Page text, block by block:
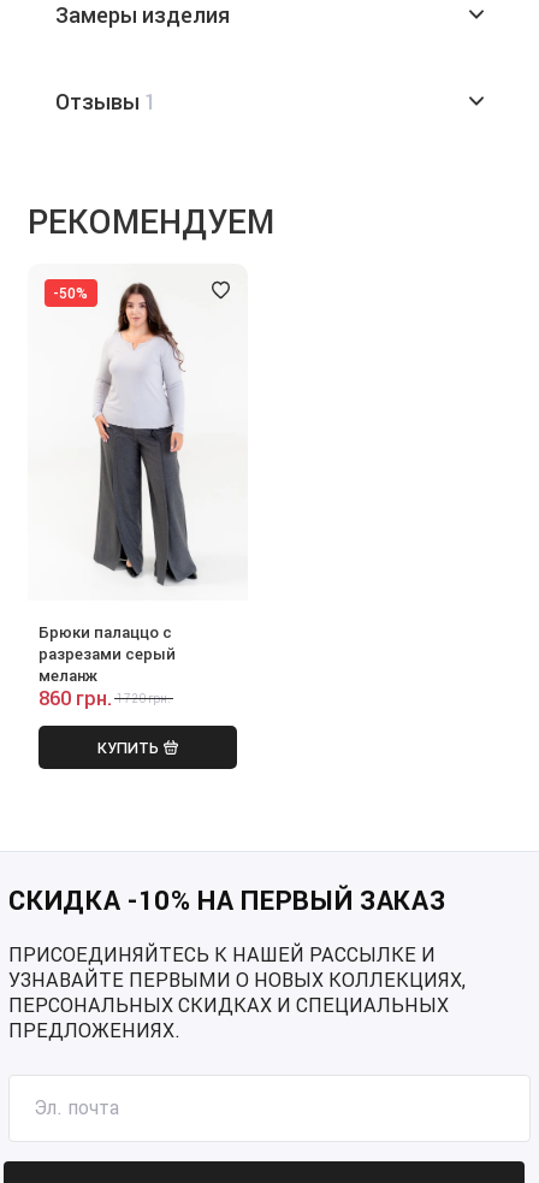
Замеры изделия
Отзывы 1
РЕКОМЕНДУЕМ
-50%
Брюки палаццо с
разрезами серый
меланж
860 грн. 1720 грн.
КУПИТЬ
СКИДКА -10% НА ПЕРВЫЙ ЗАКАЗ
ПРИСОЕДИНЯЙТЕСЬ К НАШЕЙ РАССЫЛКЕ И
УЗНАВАЙТЕ ПЕРВЫМИ О НОВЫХ КОЛЛЕКЦИЯХ,
ПЕРСОНАЛЬНЫХ СКИДКАХ И СПЕЦИАЛЬНЫХ
ПРЕДЛОЖЕНИЯХ.